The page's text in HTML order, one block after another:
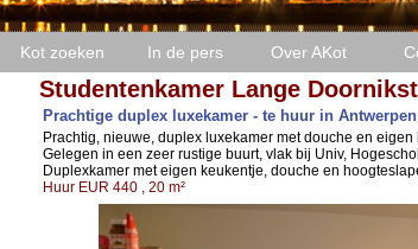
Kot zoeken In de pers Over AKot
Studentenkamer Lange
Prachtige duplex luxekamer - te huur in Antwerpen
Prachtig, nieuwe, duplex luxekamer met douche en
Gelegen in een zeer rustige buurt, vlak bij Univ,
Duplexkamer met eigen keukentje, douche en
Huur EUR 440 , 20 m²